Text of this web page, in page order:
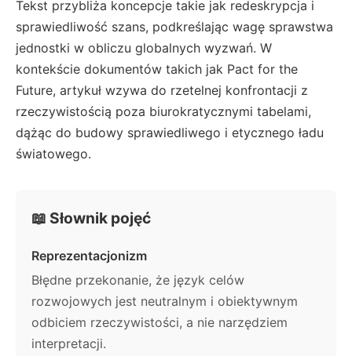
Tekst przybliża koncepcje takie jak redeskrypcja i
sprawiedliwość szans, podkreślając wagę sprawstwa
jednostki w obliczu globalnych wyzwań. W
kontekście dokumentów takich jak Pact for the
Future, artykuł wzywa do rzetelnej konfrontacji z
rzeczywistością poza biurokratycznymi tabelami,
dążąc do budowy sprawiedliwego i etycznego ładu
światowego.
📖 Słownik pojęć
Reprezentacjonizm
Błędne przekonanie, że język celów
rozwojowych jest neutralnym i obiektywnym
odbiciem rzeczywistości, a nie narzędziem
interpretacji.